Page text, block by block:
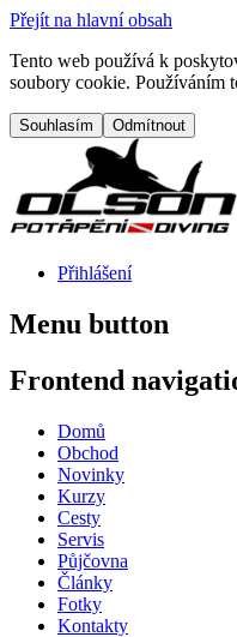
Přejít na hlavní obsah
Tento web používá k
soubory cookie. Používáním
Přihlášení
Menu button
Frontend
Domů
Obchod
Novinky
Kurzy
Cesty
Servis
Půjčovna
Články
Fotky
Kontakty